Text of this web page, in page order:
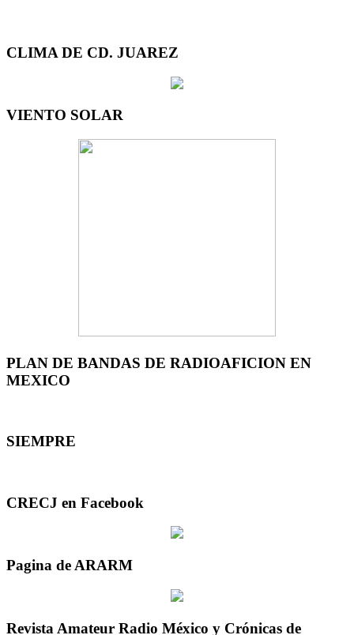
CLIMA DE CD. JUAREZ
VIENTO SOLAR
PLAN DE BANDAS DE RADIOAFICION EN
MEXICO
SIEMPRE
CRECJ en Facebook
Pagina de ARARM
Revista Amateur Radio México y Crónicas de